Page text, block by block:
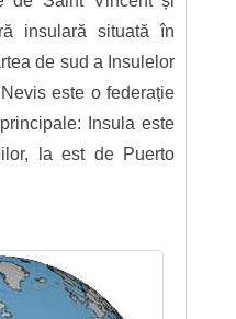
insulară situată în
de sud a Insulelor
este o federație
Insula este
la est de Puerto